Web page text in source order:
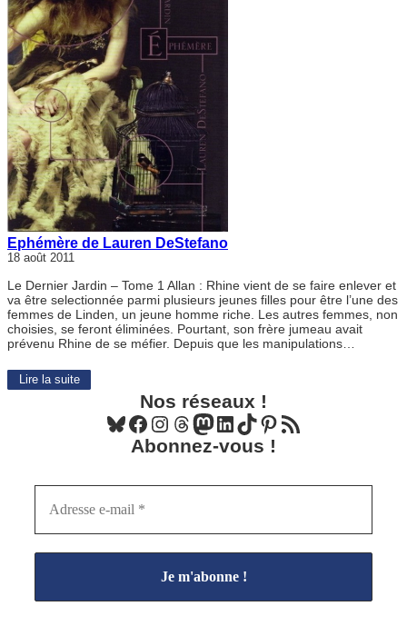
Ephémère de Lauren DeStefano
18 août 2011
Le Dernier Jardin – Tome 1 Allan : Rhine vient de se faire enlever et
va être selectionnée parmi plusieurs jeunes filles pour être l’une des
femmes de Linden, un jeune homme riche. Les autres femmes, non
choisies, se feront éliminées. Pourtant, son frère jumeau avait
prévenu Rhine de se méfier. Depuis que les manipulations…
Lire la suite
Nos réseaux !
Bluesky Facebook Instagram Threads Mastodon LinkedIn TikTok Pinterest Flux RSS
Abonnez-vous !